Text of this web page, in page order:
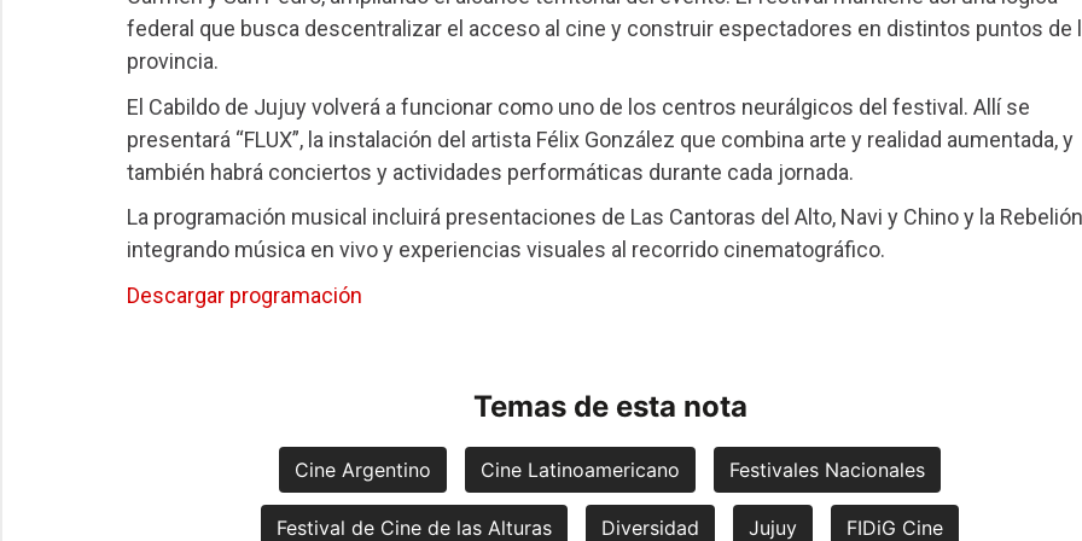
federal que busca descentralizar el acceso al cine y construir espectadores en distintos puntos de
provincia.
El Cabildo de Jujuy volverá a funcionar como uno de los centros neurálgicos del festival. Allí se
presentará “FLUX”, la instalación del artista Félix González que combina arte y realidad aumentada, y
también habrá conciertos y actividades performáticas durante cada jornada.
La programación musical incluirá presentaciones de Las Cantoras del Alto, Navi y Chino y la
integrando música en vivo y experiencias visuales al recorrido cinematográfico.
Descargar programación
Temas de esta nota
Cine Argentino Cine Latinoamericano Festivales Nacionales
Festival de Cine de las Alturas Diversidad Jujuy FIDiG Cine